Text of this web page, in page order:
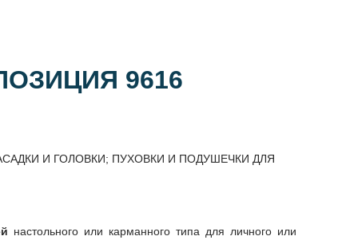
9616
И ГОЛОВКИ; ПУХОВКИ И ПОДУШЕЧКИ ДЛЯ
настольного или карманного типа для личного или